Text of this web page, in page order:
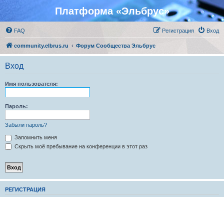
Платформа «Эльбрус»
FAQ Вход
Регистрация
community.elbrus.ru Форум Сообщества Эльбрус
Вход
Имя пользователя:
Пароль:
Забыли пароль?
Запомнить меня
Скрыть моё пребывание на конференции в этот раз
РЕГИСТРАЦИЯ